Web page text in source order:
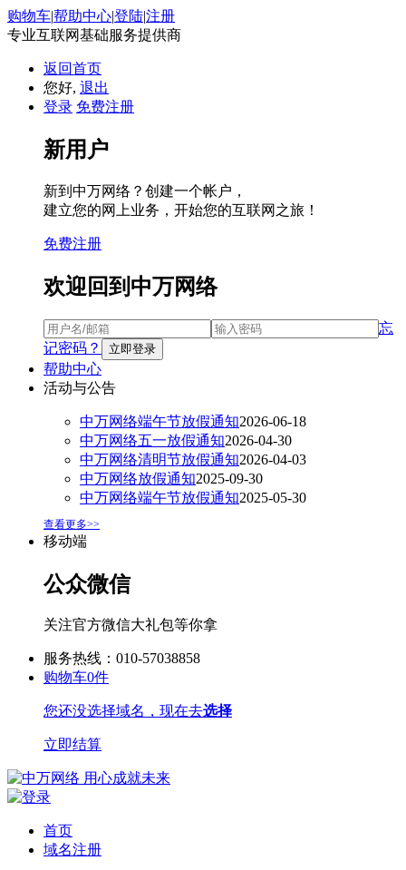
购物车|帮助中心|登陆|注册
专业互联网基础服务提供商
返回首页
您好, 退出
登录 免费注册
新用户
新到中万网络？创建一个帐户，
建立您的网上业务，开始您的互联网之旅！
免费注册
欢迎回到中万网络
忘
记密码？
帮助中心
活动与公告
中万网络端午节放假通知2026-06-18
中万网络五一放假通知2026-04-30
中万网络清明节放假通知2026-04-03
中万网络放假通知2025-09-30
中万网络端午节放假通知2025-05-30
查看更多>>
移动端
公众微信
关注官方微信大礼包等你拿
服务热线：010-57038858
购物车0件
您还没选择域名，现在去选择
立即结算
首页
域名注册